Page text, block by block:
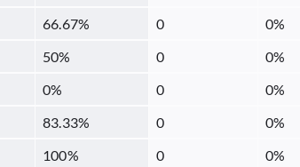
66.67% 0 0%
50% 0 0%
0% 0 0%
83.33% 0 0%
100% 0 0%